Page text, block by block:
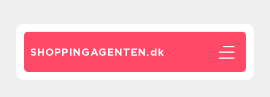
SHOPPINGAGENTEN.dk